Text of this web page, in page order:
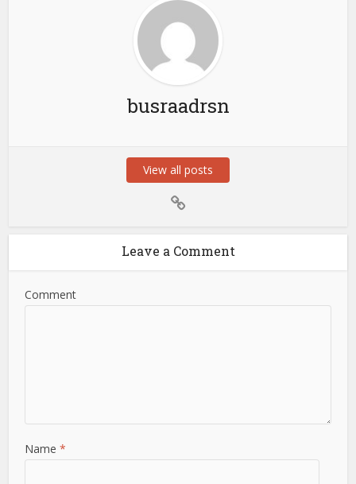
busraadrsn
View all posts
Leave a Comment
Comment
Name*